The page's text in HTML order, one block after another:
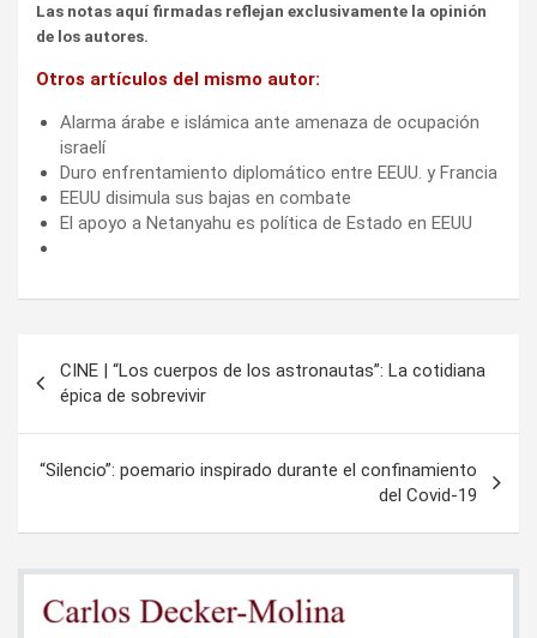
Las notas aquí firmadas reflejan exclusivamente la opinión
de los autores.
Otros artículos del mismo autor:
Alarma árabe e islámica ante amenaza de ocupación
israelí
Duro enfrentamiento diplomático entre EEUU. y Francia
EEUU disimula sus bajas en combate
El apoyo a Netanyahu es política de Estado en EEUU
de
entradas
CINE | “Los cuerpos de los astronautas”: La cotidiana
épica de sobrevivir
“Silencio”: poemario inspirado durante el confinamiento
del Covid-19